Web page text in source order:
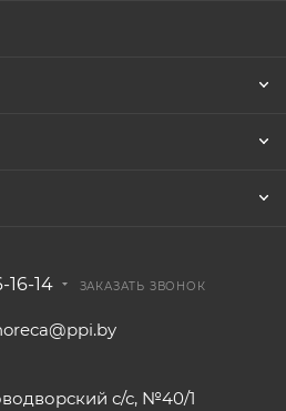
16-14 ЗАКАЗАТЬ ЗВОНОК
с/с, №40/1